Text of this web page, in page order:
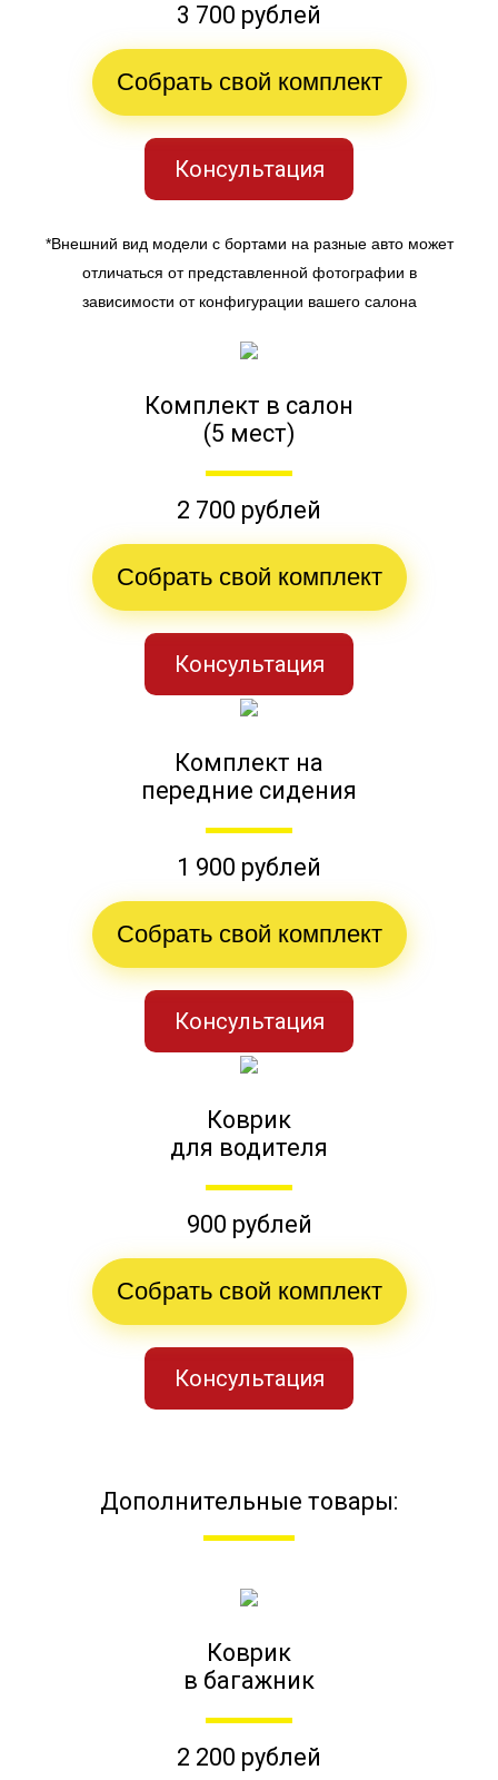
3 700 рублей
Собрать свой комплект
Консультация
*Внешний вид модели с бортами на разные авто может
отличаться от представленной фотографии в
зависимости от конфигурации вашего салона
Комплект в салон
(5 мест)
2 700 рублей
Собрать свой комплект
Консультация
Комплект на
передние сидения
1 900 рублей
Собрать свой комплект
Консультация
Коврик
для водителя
900 рублей
Собрать свой комплект
Консультация
Дополнительные товары:
Коврик
в багажник
2 200 рублей